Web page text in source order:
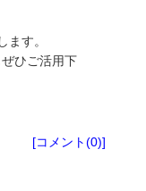
す。
ひご活用下
[コメント(0)]